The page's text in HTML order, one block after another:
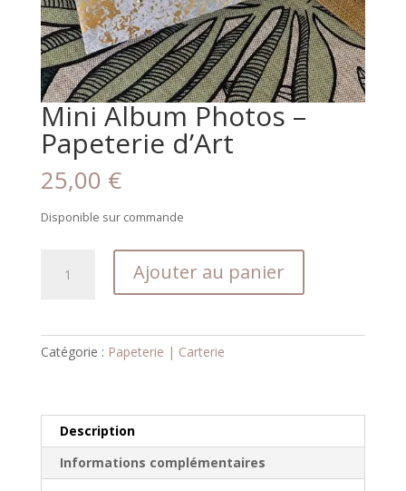
Mini Album Photos –
Papeterie d’Art
25,00 €
Disponible sur commande
Photos
Ajouter au panier
Catégorie : Papeterie | Carterie
Description
Informations complémentaires